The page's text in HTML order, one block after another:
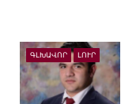
ԳԼԽԱՎՈՐ ԼՈՒՐ